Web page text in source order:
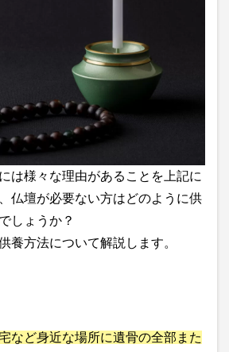
は様々な理由があることを上記に
仏壇が必要ない方はどのように供
しょうか？
養方法について解説します。
など身近な場所に遺骨の全部また